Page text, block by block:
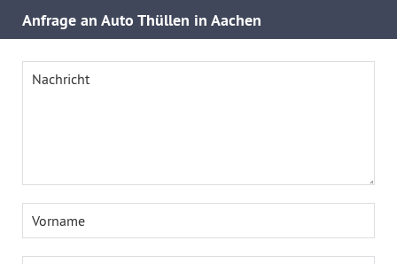
Anfrage an Auto Thüllen in Aachen
Nachricht
Vorname